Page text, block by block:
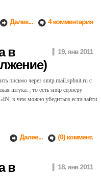
Далее... 4 комментария
в
19, янв 2011
письмо через smtp.mail.spbnit.ru с
штука: , то есть smtp серверу
в чем можно убедиться если зайти
Далее... (0) коммент.
в
18, янв 2011